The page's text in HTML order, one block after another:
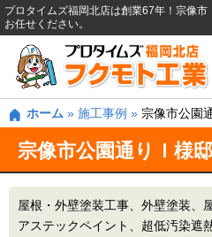
プロタイムズ福岡北店は創業67年！宗像
お任せください。
ホーム » 施工事例 » 宗像市公園
宗像市公園通りＩ様
屋根・外壁塗装工事 外壁塗装
アステックペイント
超低汚染遮